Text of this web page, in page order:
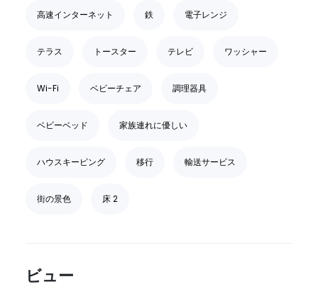
高速インターネット 鉄 電子レンジ
テラス トースター テレビ ワッシャー
Wi-Fi ベビーチェア 調理器具
ベビーベッド 家族連れに優しい
ハウスキーピング 移行 輸送サービス
街の景色 床 2
ビュー